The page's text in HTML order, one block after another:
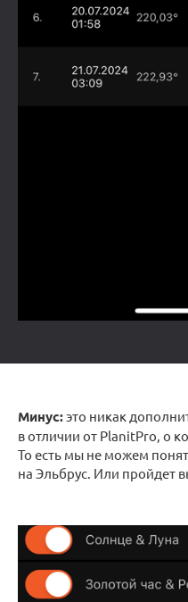
Минус:это никак
в отличии от PlanitPro, о
То есть мы не можем
на Эльбрус. Или пройдет